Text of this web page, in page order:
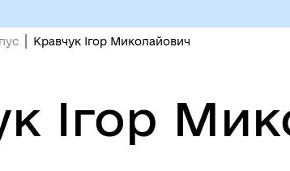
Кравчук Ігор Миколайович
Ігор